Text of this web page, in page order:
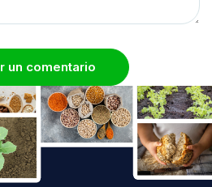
un comentario